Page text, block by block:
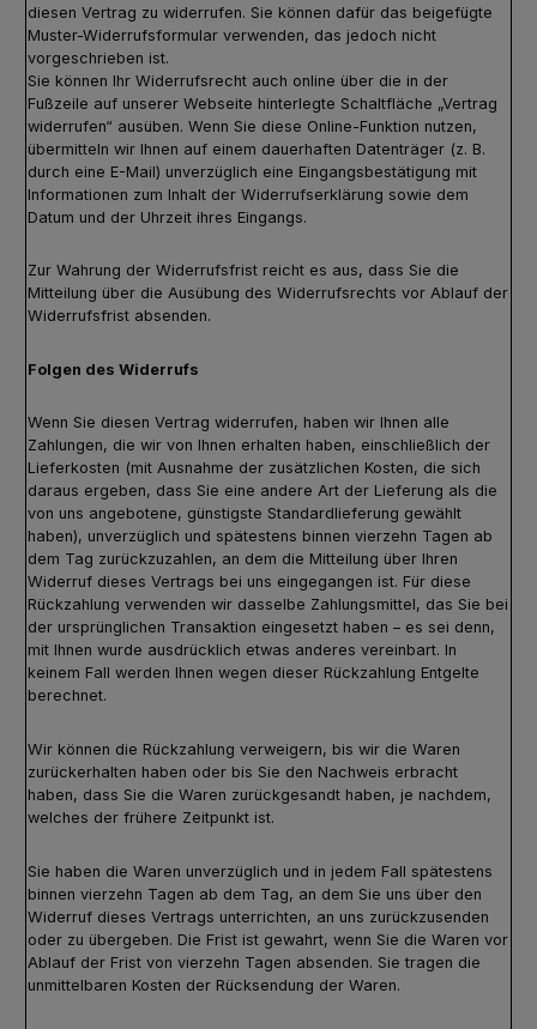
diesen Vertrag zu widerrufen. Sie können dafür das beigefügte
Muster-Widerrufsformular verwenden, das jedoch nicht
vorgeschrieben ist.
Sie können Ihr Widerrufsrecht auch online über die in der
Fußzeile auf unserer Webseite hinterlegte Schaltfläche „Vertrag
widerrufen“ ausüben. Wenn Sie diese Online-Funktion nutzen,
übermitteln wir Ihnen auf einem dauerhaften Datenträger (z. B.
durch eine E-Mail) unverzüglich eine Eingangsbestätigung mit
Informationen zum Inhalt der Widerrufserklärung sowie dem
Datum und der Uhrzeit ihres Eingangs.
Zur Wahrung der Widerrufsfrist reicht es aus, dass Sie die
Mitteilung über die Ausübung des Widerrufsrechts vor Ablauf der
Widerrufsfrist absenden.
Folgen des Widerrufs
Wenn Sie diesen Vertrag widerrufen, haben wir Ihnen alle
Zahlungen, die wir von Ihnen erhalten haben, einschließlich der
Lieferkosten (mit Ausnahme der zusätzlichen Kosten, die sich
daraus ergeben, dass Sie eine andere Art der Lieferung als die
von uns angebotene, günstigste Standardlieferung gewählt
haben), unverzüglich und spätestens binnen vierzehn Tagen ab
dem Tag zurückzuzahlen, an dem die Mitteilung über Ihren
Widerruf dieses Vertrags bei uns eingegangen ist. Für diese
Rückzahlung verwenden wir dasselbe Zahlungsmittel, das Sie bei
der ursprünglichen Transaktion eingesetzt haben – es sei denn,
mit Ihnen wurde ausdrücklich etwas anderes vereinbart. In
keinem Fall werden Ihnen wegen dieser Rückzahlung Entgelte
berechnet.
Wir können die Rückzahlung verweigern, bis wir die Waren
zurückerhalten haben oder bis Sie den Nachweis erbracht
haben, dass Sie die Waren zurückgesandt haben, je nachdem,
welches der frühere Zeitpunkt ist.
Sie haben die Waren unverzüglich und in jedem Fall spätestens
binnen vierzehn Tagen ab dem Tag, an dem Sie uns über den
Widerruf dieses Vertrags unterrichten, an uns zurückzusenden
oder zu übergeben. Die Frist ist gewahrt, wenn Sie die Waren vor
Ablauf der Frist von vierzehn Tagen absenden. Sie tragen die
unmittelbaren Kosten der Rücksendung der Waren.